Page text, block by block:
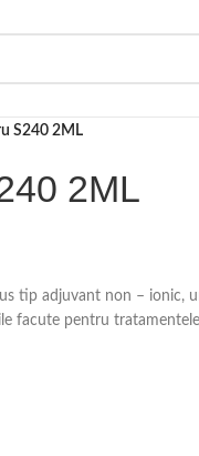
S240 2ML
2ML
tip adjuvant non – ionic,
facute pentru